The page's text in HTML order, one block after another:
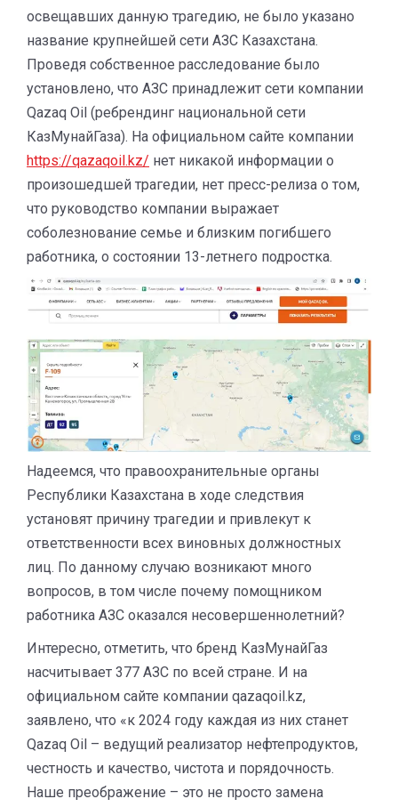
освещавших данную трагедию, не было указано
название крупнейшей сети АЗС Казахстана.
Проведя собственное расследование было
установлено, что АЗС принадлежит сети компании
Qazaq Oil (ребрендинг национальной сети
КазМунайГаза). На официальном сайте компании
https://qazaqoil.kz/ нет никакой информации о
произошедшей трагедии, нет пресс-релиза о том,
что руководство компании выражает
соболезнование семье и близким погибшего
работника, о состоянии 13-летнего подростка.
Надеемся, что правоохранительные органы
Республики Казахстана в ходе следствия
установят причину трагедии и привлекут к
ответственности всех виновных должностных
лиц. По данному случаю возникают много
вопросов, в том числе почему помощником
работника АЗС оказался несовершеннолетний?
Интересно, отметить, что бренд КазМунайГаз
насчитывает 377 АЗС по всей стране. И на
официальном сайте компании qazaqoil.kz,
заявлено, что «к 2024 году каждая из них станет
Qazaq Oil – ведущий реализатор нефтепродуктов,
честность и качество, чистота и порядочность.
Наше преображение – это не просто замена